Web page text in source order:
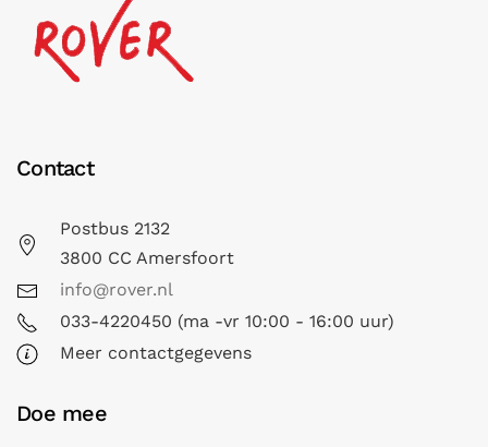
Contact
Postbus 2132
3800 CC Amersfoort
info@rover.nl
033-4220450 (ma -vr 10:00 - 16:00 uur)
Meer contactgegevens
Doe mee